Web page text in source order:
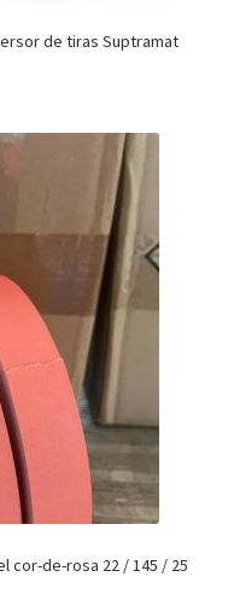
de tiras Suptramat
cor-de-rosa 22 / 145 / 25